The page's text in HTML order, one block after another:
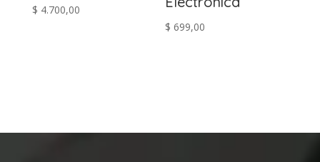
$ 4.700,00
$ 699,00